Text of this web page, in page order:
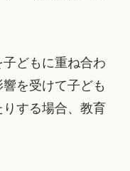
どもに重ね合わ
を受けて子ども
する場合、教育